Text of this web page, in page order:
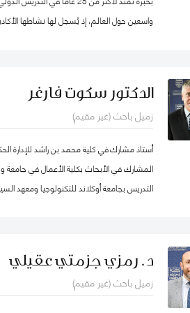
واسعين حول العالم، إذ يُسجل لها نشاطها
الدكتور سكوت فارغر
زميل باحث (غير مقيم)
أستاذ مشارك في كلية محمد بن راشد للإدارة
المشارك في الأبحاث بكلية الأعمال في
التدريس بجامعة أوكلاند للتكنولوجيا ومعهد
د. رمزي جزمتي عقيلي
زميل باحث (غير مقيم)